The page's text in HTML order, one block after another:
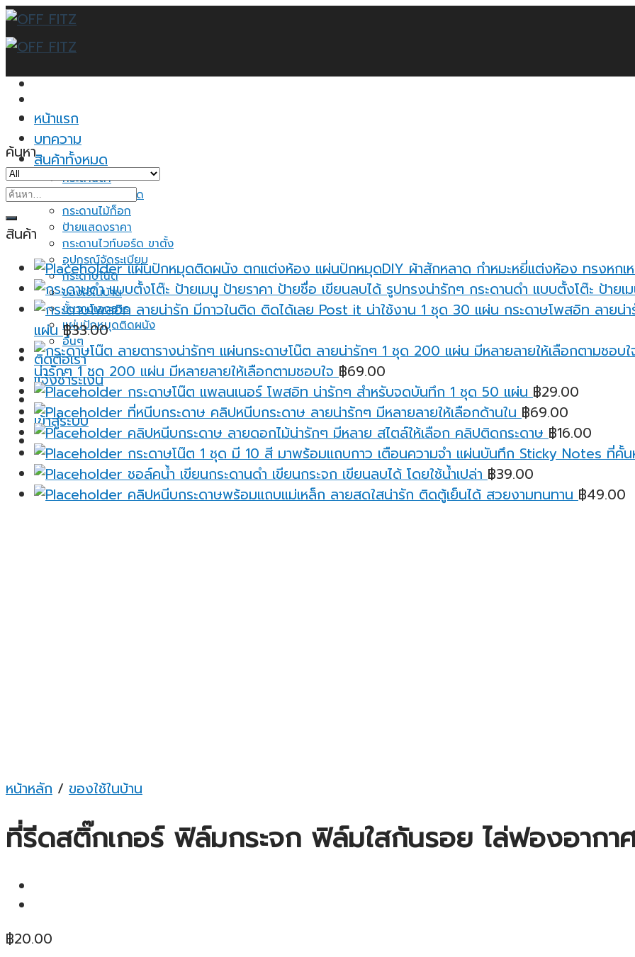
Skip
to
content
หน้าแรก
บทความ
สินค้าทั้งหมด
กระดานดำ
กระดานไวท์บอร์ด
กระดานไม้ก็อก
ป้ายแสดงราคา
กระดานไวท์บอร์ด ขาตั้ง
อุปกรณ์จัดระเบียบ
กระดาษโน้ต
ของใช้ในบ้าน
ชั้นวางเอกสาร
แผ่นปักหมุดติดผนัง
อื่นๆ
ติดต่อเรา
แจ้งชำระเงิน
เข้าสู่ระบบ
ค้นหา
ค้นหา:
สินค้า
แผ่นปักหมุดติดผนัง ตกแต่งห้อง แผ่นปักหมุดDIY ผ้าสักหลาด กำหมะหยี่แต่งห้อง ทรงหกเ
กระดานดำ แบบตั้งโต๊ะ ป้าย
กระดาษโพสอิท ลายน่
แผ่น ฿33.00
น่ารักๆ 1 ชุด 200 แผ่น มีหลายลายให้เลือกตามชอบใจ ฿69.00
กระดาษโน๊ต แพลนเนอร์ โพสอิท น่ารักๆ สำหรับจดบันทึก 1 ชุด 50 แผ่น ฿29.00
ที่หนีบกระดาษ คลิปหนีบกระดาษ ลายน่ารักๆ มีหลายลายให้เลือกด้านใน ฿69.00
คลิปหนีบกระดาษ ลายดอกไม้น่ารักๆ มีหลาย สไตล์ให้เลือก คลิปติดกระดาษ ฿16.00
กระดาษโน๊ต 1 ชุด มี 10 สี มาพร้อมแถบกาว เตือนความจํา แผ่นบันทึก Sticky Notes ที่คั้น
ชอล์คน้ำ เขียนกระดานดำ เขียนกระจก เขียนลบได้ โดยใช้น้ำเปล่า ฿39.00
คลิปหนีบกระดาษพร้อมแถบแม่เหล็ก ลายสดใสน่ารัก ติดตู้เย็นได้ สวยงามทนทาน ฿49.00
หน้าหลัก / ของใช้ในบ้าน
ที่รีดสติ๊กเกอร์ ฟิล์มกระจก ฟิล์มใสกันรอย ไล่ฟองอาก
฿20.00